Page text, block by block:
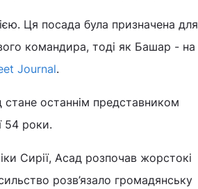
Ця посада була призначена для
командира, тоді як Башар - на
Journal.
останнім представником
54 роки.
Сирії, Асад розпочав жорстокі
розв’язало громадянську